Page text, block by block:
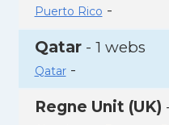
Puerto Rico -
Qatar- 1 webs
Qatar-
Regne Unit (UK)